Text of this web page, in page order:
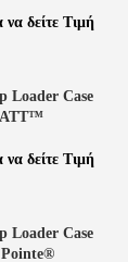
να δείτε Τιμή
Loader Case
να δείτε Τιμή
Loader Case